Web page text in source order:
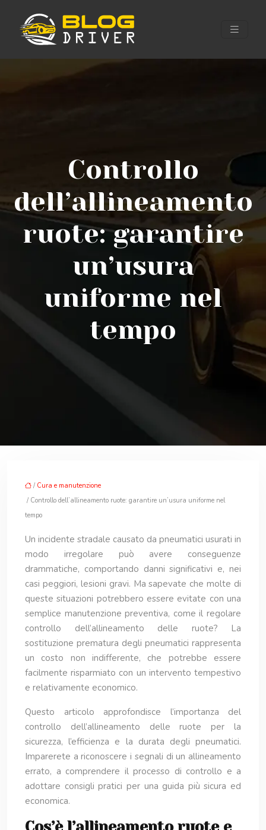
Controllo
dell’allineamento
ruote: garantire
un’usura
uniforme nel
tempo
/ Cura e manutenzione
/ Controllo dell’allineamento ruote: garantire un’usura uniforme nel
tempo
Un incidente stradale causato da pneumatici usurati in
modo irregolare può avere conseguenze
drammatiche, comportando danni significativi e, nei
casi peggiori, lesioni gravi. Ma sapevate che molte di
queste situazioni potrebbero essere evitate con una
semplice manutenzione preventiva, come il regolare
controllo dell’allineamento delle ruote? La
sostituzione prematura degli pneumatici rappresenta
un costo non indifferente, che potrebbe essere
facilmente risparmiato con un intervento tempestivo
e relativamente economico.
Questo articolo approfondisce l’importanza del
controllo dell’allineamento delle ruote per la
sicurezza, l’efficienza e la durata degli pneumatici.
Imparerete a riconoscere i segnali di un allineamento
errato, a comprendere il processo di controllo e a
adottare consigli pratici per una guida più sicura ed
economica.